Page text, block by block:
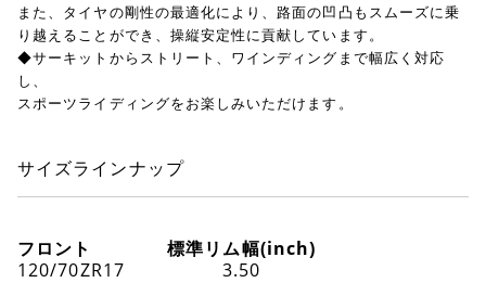
また、タイヤの剛性の最適化により、路面の凹凸もスムーズに乗
り越えることができ、操縦安定性に貢献しています。
◆サーキットからストリート、ワインディングまで幅広く対応
し、
スポーツライディングをお楽しみいただけます。
サイズラインナップ
フロント
120/70ZR17
標準リム幅(inch)
3.50